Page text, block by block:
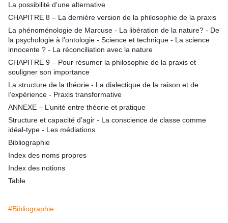
La possibilité d’une alternative
CHAPITRE 8 – La dernière version de la philosophie de la praxis
La phénoménologie de Marcuse - La libération de la nature? - De
la psychologie à l’ontologie - Science et technique - La science
innocente ? - La réconciliation avec la nature
CHAPITRE 9 – Pour résumer la philosophie de la praxis et
souligner son importance
La structure de la théorie - La dialectique de la raison et de
l’expérience - Praxis transformative
ANNEXE – L’unité entre théorie et pratique
Structure et capacité d’agir - La conscience de classe comme
idéal-type - Les médiations
Bibliographie
Index des noms propres
Index des notions
Table
#Bibliographie